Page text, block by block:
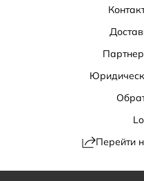
Перейти
Политика